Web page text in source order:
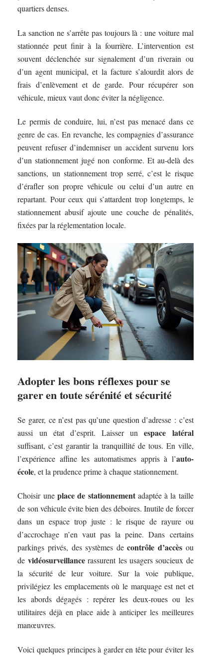
quartiers denses.
La sanction ne s’arrête pas toujours là : une voiture mal
stationnée peut finir à la fourrière. L’intervention est
souvent déclenchée sur signalement d’un riverain ou
d’un agent municipal, et la facture s’alourdit alors de
frais d’enlèvement et de garde. Pour récupérer son
véhicule, mieux vaut donc éviter la négligence.
Le permis de conduire, lui, n’est pas menacé dans ce
genre de cas. En revanche, les compagnies d’assurance
peuvent refuser d’indemniser un accident survenu lors
d’un stationnement jugé non conforme. Et au-delà des
sanctions, un stationnement trop serré, c’est le risque
d’érafler son propre véhicule ou celui d’un autre en
repartant. Pour ceux qui s’attardent trop longtemps, le
stationnement abusif ajoute une couche de pénalités,
fixées par la réglementation locale.
Adopter les bons réflexes pour se
garer en toute sérénité et sécurité
Se garer, ce n’est pas qu’une question d’adresse : c’est
aussi un état d’esprit. Laisser unespace latéral
suffisant, c’est garantir la tranquillité de tous. En ville,
l’expérience affine les automatismes appris à l’auto-
école, et la prudence prime à chaque stationnement.
Choisir une place de stationnementadaptée à la taille
de son véhicule évite bien des déboires. Inutile de forcer
dans un espace trop juste : le risque de rayure ou
d’accrochage n’en vaut pas la peine. Dans certains
parkings privés, des systèmes decontrôle d’accès ou
de vidéosurveillancerassurent les usagers soucieux de
la sécurité de leur voiture. Sur la voie publique,
privilégiez les emplacements où le marquage est net et
les abords dégagés : repérer les deux-roues ou les
utilitaires déjà en place aide à anticiper les meilleures
manœuvres.
Voici quelques principes à garder en tête pour éviter les